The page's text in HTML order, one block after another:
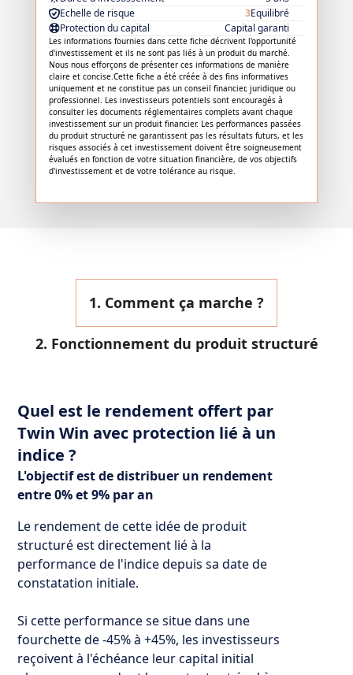
Echelle de risque
3Equilibré
Protection du capital
Capital garanti
Les informations fournies dans cette fiche décrivent l'opportunité
d'investissement et ils ne sont pas liés à un produit du marché.
Nous nous efforçons de présenter ces informations de manière
claire et concise.Cette fiche a été créée à des fins informatives
uniquement et ne constitue pas un conseil financier, juridique ou
professionnel. Les investisseurs potentiels sont encouragés à
consulter les documents réglementaires complets avant chaque
investissement sur un produit financier. Les performances passées
du produit structuré ne garantissent pas les résultats futurs, et les
risques associés à cet investissement doivent être soigneusement
évalués en fonction de votre situation financière, de vos objectifs
d'investissement et de votre tolérance au risque.
1. Comment ça marche ?
2. Fonctionnement du produit structuré
Quel est le rendement offert par
Twin Win avec protection lié à un
indice ?
L'objectif est de distribuer un rendement
entre 0% et 9% par an
Le rendement de cette idée de produit
structuréest directement lié à la
performance de l'indice depuis sa date de
constatation initiale.
Si cette performance se situe dans une
fourchette de -45% à +45%, les investisseurs
reçoivent à l'échéance leur capital initial